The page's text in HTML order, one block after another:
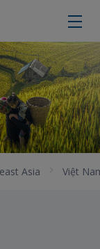
Asia Việt